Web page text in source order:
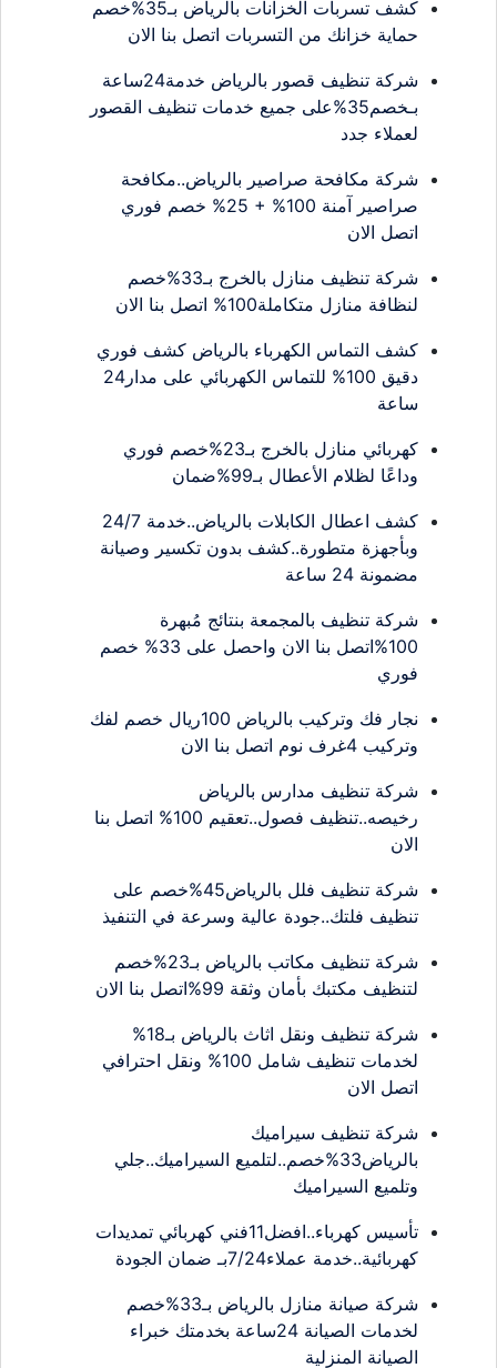
كشف تسربات الخزانات بالرياض بـ35%خصم
حماية خزانك من التسربات اتصل بنا الان
شركة تنظيف قصور بالرياض خدمة24ساعة
بـخصم35%على جميع خدمات تنظيف القصور
لعملاء جدد
شركة مكافحة صراصير بالرياض..مكافحة
صراصير آمنة 100% + 25% خصم فوري
اتصل الان
شركة تنظيف منازل بالخرج بـ33%خصم
لنظافة منازل متكاملة100% اتصل بنا الان
كشف التماس الكهرباء بالرياض كشف فوري
دقيق 100% للتماس الكهربائي على مدار24
ساعة
كهربائي منازل بالخرج بـ23%خصم فوري
وداعًا لظلام الأعطال بـ99%ضمان
كشف اعطال الكابلات بالرياض..خدمة 24/7
وبأجهزة متطورة..كشف بدون تكسير وصيانة
مضمونة 24 ساعة
شركة تنظيف بالمجمعة بنتائج مُبهرة
100%اتصل بنا الان واحصل على 33% خصم
فوري
نجار فك وتركيب بالرياض 100ريال خصم لفك
وتركيب 4غرف نوم اتصل بنا الان
شركة تنظيف مدارس بالرياض
رخيصه..تنظيف فصول..تعقيم 100% اتصل بنا
الان
شركة تنظيف فلل بالرياض45%خصم على
تنظيف فلتك..جودة عالية وسرعة في التنفيذ
شركة تنظيف مكاتب بالرياض بـ23%خصم
لتنظيف مكتبك بأمان وثقة 99%اتصل بنا الان
شركة تنظيف ونقل اثاث بالرياض بـ18%
لخدمات تنظيف شامل 100% ونقل احترافي
اتصل الان
شركة تنظيف سيراميك
بالرياض33%خصم..لتلميع السيراميك..جلي
وتلميع السيراميك
تأسيس كهرباء..افضل11فني كهربائي تمديدات
كهربائية..خدمة عملاء7/24بـ ضمان الجودة
شركة صيانة منازل بالرياض بـ33%خصم
لخدمات الصيانة 24ساعة بخدمتك خبراء
الصيانة المنزلية